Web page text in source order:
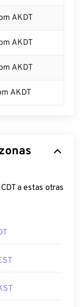
AKDT
AKDT
AKDT
AKDT
a estas otras